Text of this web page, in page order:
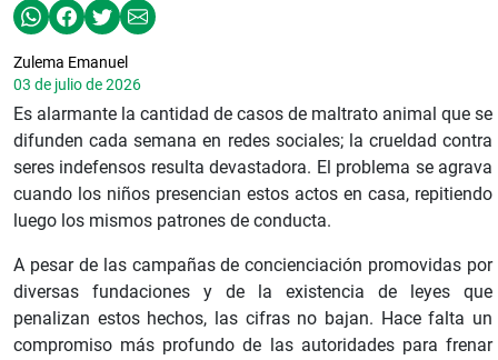
Zulema Emanuel
03 de julio de 2026
Es alarmante la cantidad de casos de maltrato animal que se
difunden cada semana en redes sociales; la crueldad contra
seres indefensos resulta devastadora. El problema se agrava
cuando los niños presencian estos actos en casa, repitiendo
luego los mismos patrones de conducta.
A pesar de las campañas de concienciación promovidas por
diversas fundaciones y de la existencia de leyes que
penalizan estos hechos, las cifras no bajan. Hace falta un
compromiso más profundo de las autoridades para frenar